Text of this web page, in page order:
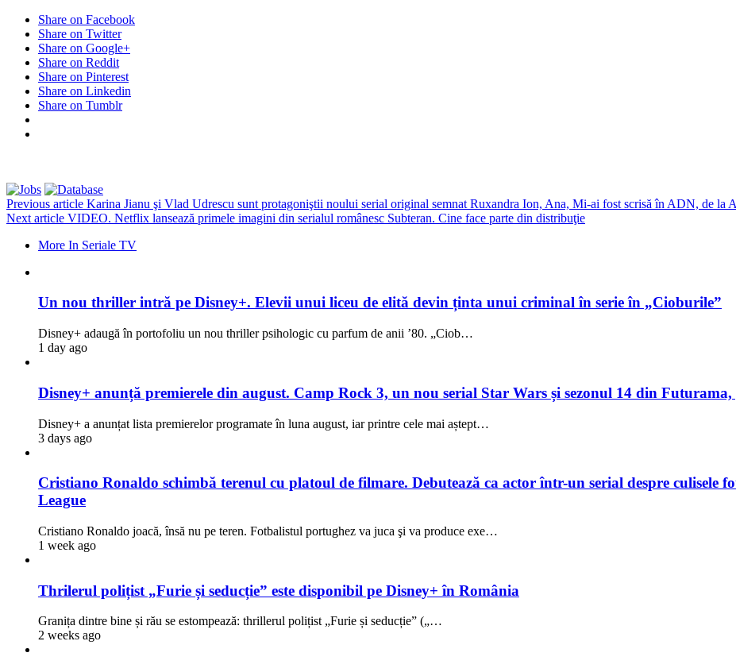
Share on Facebook
Share on Twitter
Share on Google+
Share on Reddit
Share on Pinterest
Share on Linkedin
Share on Tumblr
Previous article Karina Jianu şi Vlad Udrescu sunt protagoniştii noului serial original semnat Ruxandra Ion, Ana, Mi-ai fost scrisă în ADN, de la
Next article VIDEO. Netflix lansează primele imagini din serialul românesc Subteran. Cine face parte din distribuţie
More In Seriale TV
Un nou thriller intră pe Disney+. Elevii unui liceu de elită devin ținta unui criminal în serie în „Cioburile”
Disney+ adaugă în portofoliu un nou thriller psihologic cu parfum de anii ’80. „Ciob…
1 day ago
Disney+ anunță premierele din august. Camp Rock 3, un nou serial Star Wars și sezonul 14 din
Disney+ a anunțat lista premierelor programate în luna august, iar printre cele mai aștept…
3 days ago
Cristiano Ronaldo schimbă terenul cu platoul de filmare. Debutează ca actor într-un serial despre culisele
League
Cristiano Ronaldo joacă, însă nu pe teren. Fotbalistul portughez va juca şi va produce exe…
1 week ago
Thrilerul polițist „Furie și seducție” este disponibil pe Disney+ în România
Granița dintre bine și rău se estompează: thrillerul polițist „Furie și seducție” („…
2 weeks ago